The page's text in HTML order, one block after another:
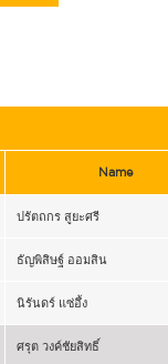
Name
ปรัตถกร สูยะศรี
ธัญพิสิษฐ์ ออมสิน
นิรันดร์ แซ่อึ้ง
ศรุต วงค์ชัยสิทธิ์